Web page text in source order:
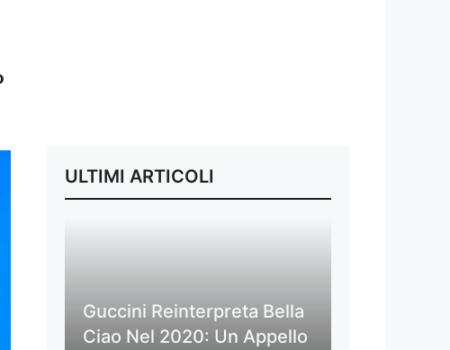
ULTIMI ARTICOLI
Guccini Reinterpreta Bella
Ciao Nel 2020: Un Appello